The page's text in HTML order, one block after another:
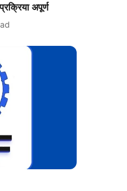
अपूर्ण